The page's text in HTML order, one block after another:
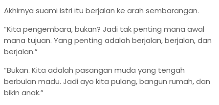
Akhirnya suami istri itu berjalan ke arah sembarangan.
“Kita pengembara, bukan? Jadi tak penting mana awal
mana tujuan. Yang penting adalah berjalan, berjalan, dan
berjalan.”
“Bukan. Kita adalah pasangan muda yang tengah
berbulan madu. Jadi ayo kita pulang, bangun rumah, dan
bikin anak.”